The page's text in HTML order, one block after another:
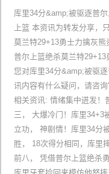
库里34分&amp;被驱逐普
上篮 本资讯为转发分享，
莫兰特29+13勇士力擒灰
普尔上篮绝杀莫兰特
您对库里34分&amp;被驱
讯内容有什么疑问，请咨询
相关资讯: 情绪集中迸发！
三， 大爆冷门！库里34+3
立功， 神剧情！库里34分
胜， 18次得分相同，库里
前八， 凭借普尔上篮绝杀